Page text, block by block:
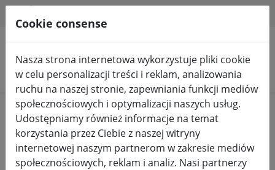
Szukaj produktów
Home Wróżki i oświetlenie Wróżki
Cookie consense
Nasza strona internetowa wykorzystuje pliki cookie
w celu personalizacji treści i reklam, analizowania
ruchu na naszej stronie, zapewniania funkcji mediów
społecznościowych i optymalizacji naszych usług.
Udostępniamy również informacje na temat
korzystania przez Ciebie z naszej witryny
internetowej naszym partnerom w zakresie mediów
społecznościowych, reklam i analiz. Nasi partnerzy